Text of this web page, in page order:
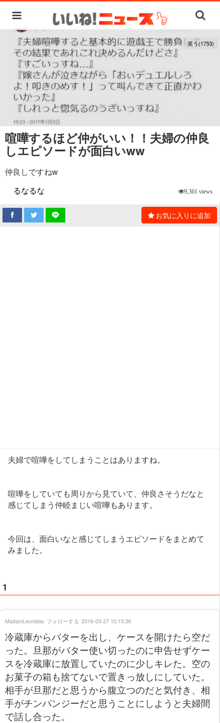
笑う(1753)
喧嘩するほど仲がいい！！夫婦の仲良
しエピソードが面白いww
仲良しですねw
るなるな
9,361 views
お気に入りに追加
夫婦で喧嘩をしてしまうことはありますね。
喧嘩をしていても周りから見ていて、仲良さそうだなと
感じてしまう仲睦まじい喧嘩もあります。
今回は、面白いなと感じてしまうエピソードをまとめて
みました。
1
冷蔵庫からバターを出し、ケースを開けたら空だ
った。旦那がバター使い切ったのに申告せずケー
スを冷蔵庫に放置していたのに少しキレた。空の
お菓子の箱も捨てないで置きっ放しにしていた。
相手が旦那だと思うから腹立つのだと気付き、相
手がチンパンジーだと思うことにしようと夫婦間
で話し合った。
MadamLeonidas フォローする 2016-03-27 10:15:36